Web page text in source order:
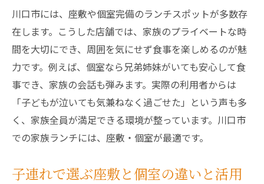
川口市には、座敷や個室完備のランチスポットが多数存
在します。こうした店舗では、家族のプライベートな時
間を大切にでき、周囲を気にせず食事を楽しめるのが魅
力です。例えば、個室なら兄弟姉妹がいても安心して食
事でき、家族の会話も弾みます。実際の利用者からは
「子どもが泣いても気兼ねなく過ごせた」という声も多
く、家族全員が満足できる環境が整っています。川口市
での家族ランチには、座敷・個室が最適です。
子連れで選ぶ座敷と個室の違いと活用